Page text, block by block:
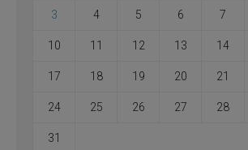
3 4 5 6 7
10 11 12 13 14
17 18 19 20 21
24 25 26 27 28
31